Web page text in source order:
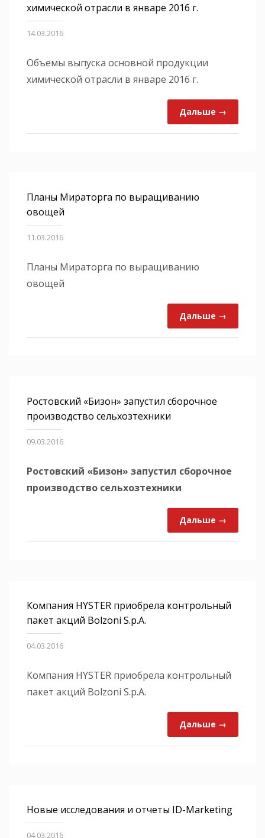
химической отрасли в январе 2016 г.
14.03.2016
Объемы выпуска основной продукции
химической отрасли в январе 2016 г.
Дальше →
Планы Мираторга по выращиванию
овощей
11.03.2016
Планы Мираторга по выращиванию
овощей
Дальше →
Ростовский «Бизон» запустил сборочное
производство сельхозтехники
09.03.2016
Ростовский «Бизон» запустил сборочное
производство сельхозтехники
Дальше →
Компания HYSTER приобрела контрольный
пакет акций Bolzoni S.p.A.
04.03.2016
Компания HYSTER приобрела контрольный
пакет акций Bolzoni S.p.A.
Дальше →
Новые исследования и отчеты ID-Marketing
04.03.2016